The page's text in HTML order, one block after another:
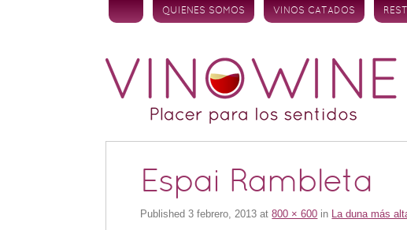
Skip to content
QUIENES SOMOS VINOS CATADOS
Espai Rambleta
Published3 febrero, 2013 at800 × 600 in La duna más